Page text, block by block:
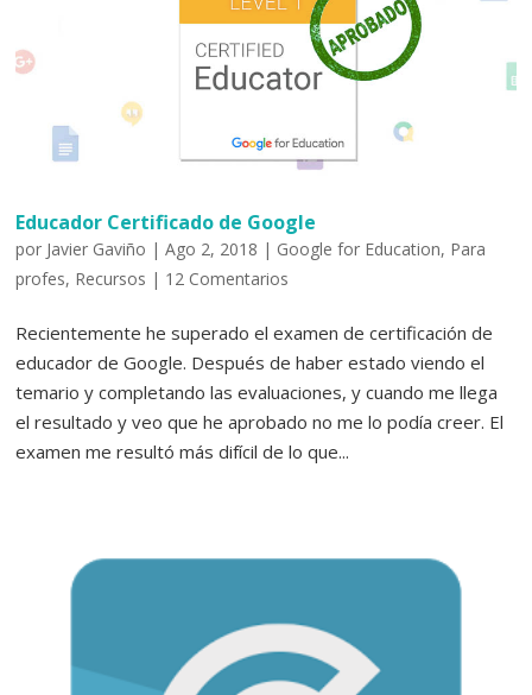
Educador Certificado de Google
por Javier Gaviño |Ago 2, 2018 | Google for Education, Para
profes, Recursos | 12 Comentarios
Recientemente he superado el examen de certificación de
educador de Google. Después de haber estado viendo el
temario y completando las evaluaciones, y cuando me llega
el resultado y veo que he aprobado no me lo podía creer. El
examen me resultó más difícil de lo que...